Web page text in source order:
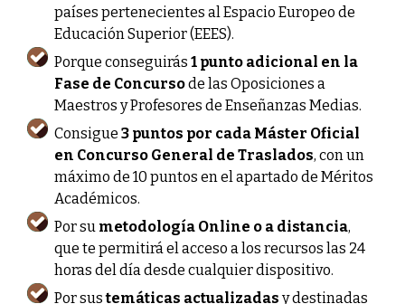
países pertenecientes al Espacio Europeo de
Educación Superior (EEES).
Porque conseguirás 1 punto adicional en la
Fase de Concursode las Oposiciones a
Maestros y Profesores de Enseñanzas Medias.
Consigue 3 puntos por cada Máster Oficial
en Concurso General de Traslados, con un
máximo de 10 puntos en el apartado de Méritos
Académicos.
Por su metodología Online o a distancia,
que te permitirá el acceso a los recursos las 24
horas del día desde cualquier dispositivo.
Por sustemáticas actualizadas y destinadas